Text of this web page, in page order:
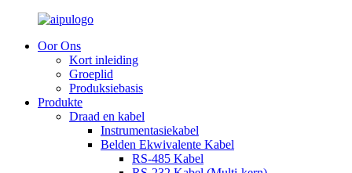
Oor Ons
Kort inleiding
Groeplid
Produksiebasis
Produkte
Draad en kabel
Instrumentasiekabel
Belden Ekwivalente Kabel
RS-485 Kabel